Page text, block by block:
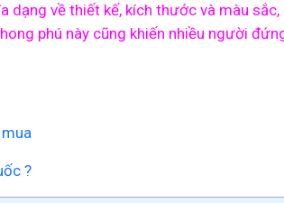
dạng về thiết kế, kích thước và màu
phú này cũng khiến nhiều người
?